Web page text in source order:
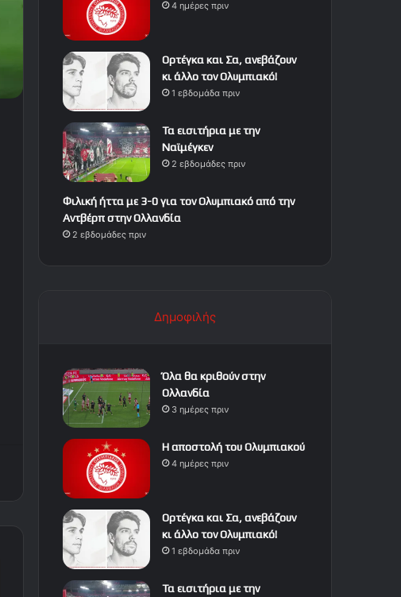
4 ημέρες πριν
Ορτέγκα και Σα, ανεβάζουν
κι άλλο τον Ολυμπιακό!
1 εβδομάδα πριν
Τα εισιτήρια με την
Ναϊμέγκεν
2 εβδομάδες πριν
Φιλική ήττα με 3-0 για τον Ολυμπιακό από την
Αντβέρπ στην Ολλανδία
2 εβδομάδες πριν
Δημοφιλής
Όλα θα κριθούν στην
Ολλανδία
3 ημέρες πριν
Η αποστολή του Ολυμπιακού
4 ημέρες πριν
Ορτέγκα και Σα, ανεβάζουν
κι άλλο τον Ολυμπιακό!
1 εβδομάδα πριν
Τα εισιτήρια με την